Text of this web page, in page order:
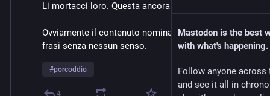
Li mortacci loro. Questa ancora mi mancava.
Ovviamente il contenuto nominava dio varie volte in
frasi senza nessun senso.
#porcoddio
4
Mastodon is the best
with what's happening.
Follow anyone across
and see it all in